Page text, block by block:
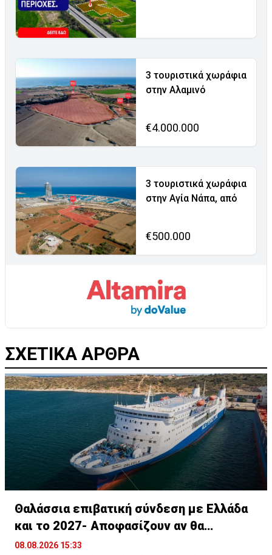
3 τουριστικά χωράφια
στην Αλαμινό
€4.000.000
3 τουριστικά χωράφια
στην Αγία Νάπα, από
€500.000
ΣΧΕΤΙΚΑ ΑΡΘΡΑ
Θαλάσσια επιβατική σύνδεση με Ελλάδα
και το 2027- Αποφασίζουν αν θα
συνεχίσει
08.08.2026 15:33